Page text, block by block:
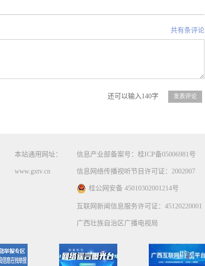
共有条评论
还可以输入140字
本站通用网址：
www.gxtv.cn
信息产业部备案号：桂ICP备05006981号
信息网络传播视听节目许可证：2002007
桂公网安备 45010302001214号
互联网新闻信息服务许可证：45120220001
广西壮族自治区广播电视局